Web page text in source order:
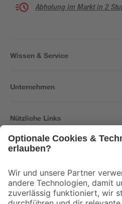
Abholung im Markt in 2
Wissen & Service
Unternehmen
Nützliche Links
Der toom Newsletter: Keine Angebote
Zur Newsletter Anmeldung